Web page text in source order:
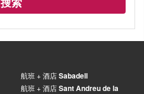
航班 + 酒店Sabadell
航班 + 酒店Sant Andreu de la